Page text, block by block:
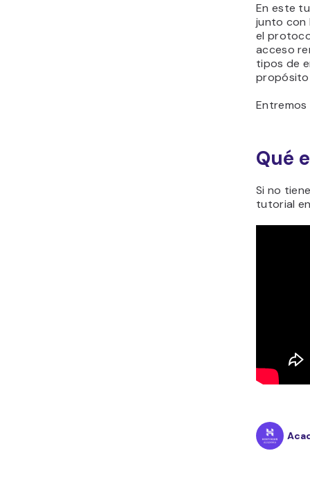
En este
junto con
el
acceso
tipos de
propósito
Entremos
Qué
Si no
tutorial